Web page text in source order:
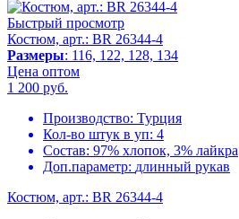
Быстрый просмотр
Костюм, арт.: BR 26344-4
Размеры: 116, 122, 128, 134
Цена оптом
1 200 руб.
Производство: Турция
Кол-во штук в уп: 4
Состав: 97% хлопок, 3% лайкра
Доп.параметр: длинный рукав
Костюм, арт.: BR 26344-4